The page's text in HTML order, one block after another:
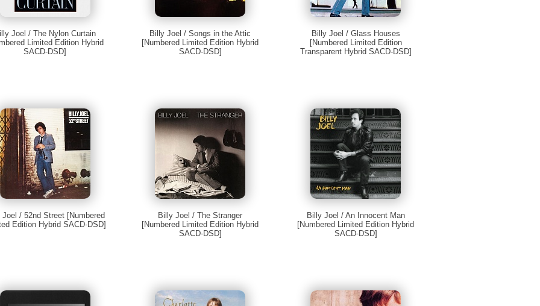
Joel / The Nylon Curtain
Limited Edition Hybrid
SACD-DSD]
Billy Joel / Songs in the Attic
[Numbered Limited Edition Hybrid
SACD-DSD]
Billy Joel / Glass Houses
[Numbered Limited Edition
Transparent Hybrid SACD-DSD]
Joel / 52nd Street [Numbered
Edition Hybrid SACD-DSD]
Billy Joel / The Stranger
[Numbered Limited Edition Hybrid
SACD-DSD]
Billy Joel / An Innocent Man
[Numbered Limited Edition Hybrid
SACD-DSD]